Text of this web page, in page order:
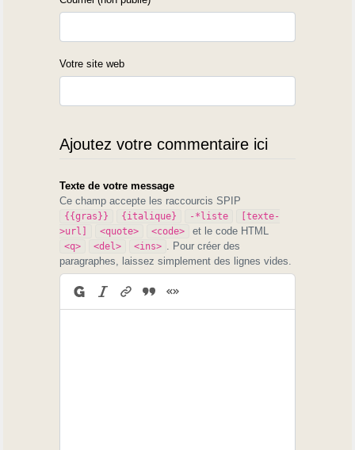
Votre site web
Ajoutez votre commentaire ici
Texte de votre message
Ce champ accepte les raccourcis SPIP
{{gras}} {italique} -*liste
[texte-
>url]
<quote> <code> et le code HTML
<q> <del> <ins>
. Pour créer des
paragraphes, laissez simplement des lignes vides.